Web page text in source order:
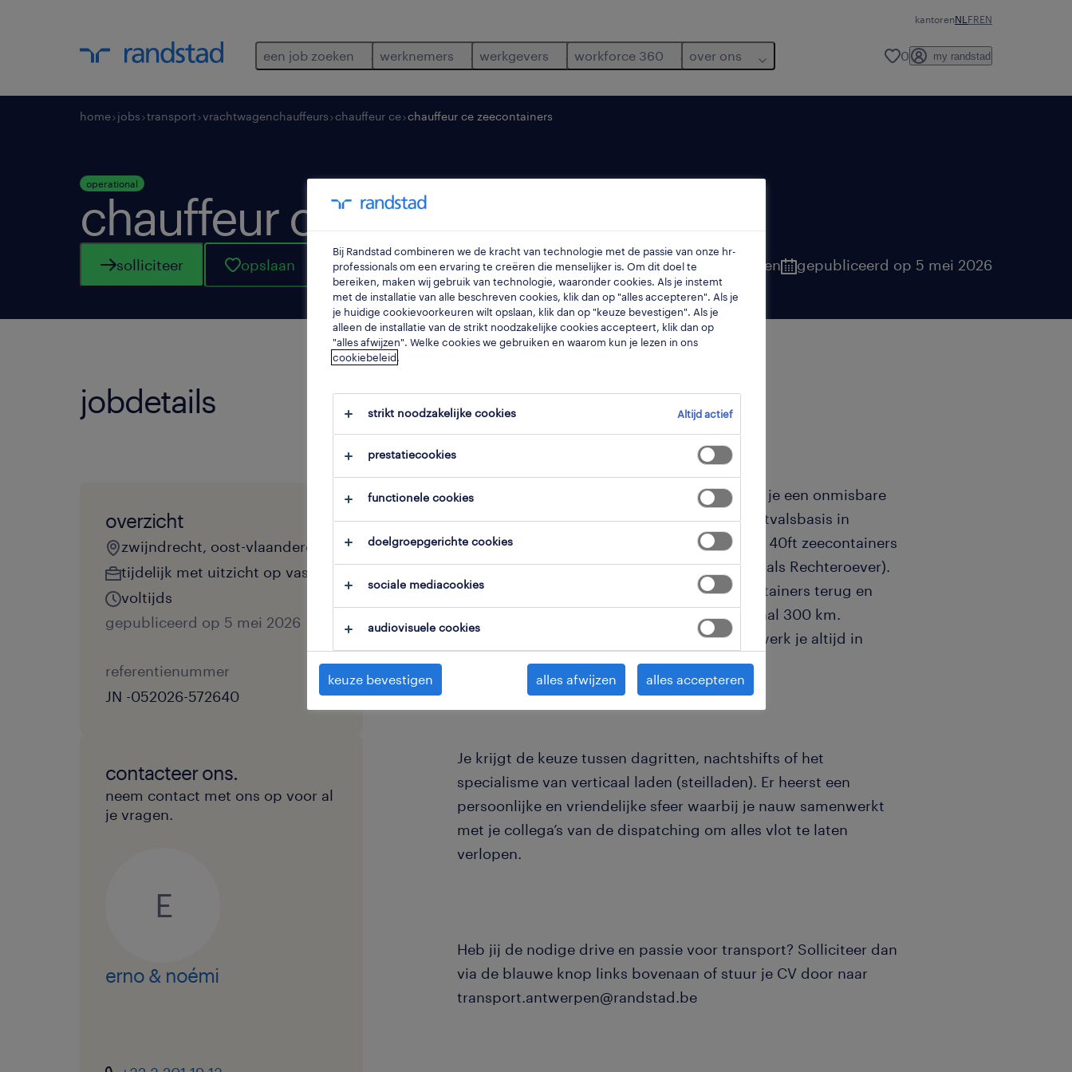
kantorenNL FREN
een job zoeken werknemers werkgevers workforce 360 over ons 0 my randstad
home jobs transport vrachtwagenchauffeurs chauffeur ce chauffeur ce zeecontainers
operational
chauffeur ce zeecontainers
solliciteer opslaan zwijndrecht,oost-vlaanderen gepubliceerd op 5 mei 2026
jobdetails
overzicht
zwijndrecht, oost-vlaanderen
tijdelijk met uitzicht op vast
voltijds
gepubliceerd op 5 mei 2026
referentienummer
JN -052026-572640
contacteer ons.
neem contact met ons op voor al
je vragen.
E
erno & noémi
Als vrachtwagenchauffeur bij onze klant ben je een onmisbare
schakel in het logistieke proces. Vanuit de uitvalsbasis in
Burcht zorg je voor het transport van 20ft en 40ft zeecontainers
naar de haven van Antwerpen (zowel Linker- als Rechteroever).
Je haalt lege containers op, brengt volle containers terug en
voert ritten uit binnen een straal van maximaal 300 km.
Hierdoor zijn overnachtingen niet nodig en werk je altijd in
eigen regio.
Je krijgt de keuze tussen dagritten, nachtshifts of het
specialisme van verticaal laden (steilladen). Er heerst een
persoonlijke en vriendelijke sfeer waarbij je nauw samenwerkt
met je collega’s van de dispatching om alles vlot te laten
verlopen.
Heb jij de nodige drive en passie voor transport? Solliciteer dan
via de blauwe knop links bovenaan of stuur je CV door naar
transport.antwerpen@randstad.be
Bij Randstad combineren we de kracht van technologie met de passie van onze hr-
professionals om een ervaring te creëren die menselijker is. Om dit doel te
bereiken, maken wij gebruik van technologie, waaronder cookies. Als je instemt
met de installatie van alle beschreven cookies, klik dan op "alles accepteren". Als je
je huidige cookievoorkeuren wilt opslaan, klik dan op "keuze bevestigen". Als je
alleen de installatie van de strikt noodzakelijke cookies accepteert, klik dan op
"alles afwijzen". Welke cookies we gebruiken en waarom kun je lezen in ons
cookiebeleid.
strikt noodzakelijke cookies Altijd actief
prestatiecookies
functionele cookies
doelgroepgerichte cookies
sociale mediacookies
audiovisuele cookies
keuze bevestigen alles afwijzen alles accepteren